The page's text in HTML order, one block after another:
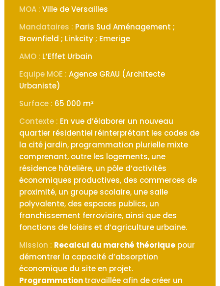
MOA : Ville de Versailles
Mandataires : Paris Sud Aménagement ;
Brownfield ; Linkcity ; Emerige
AMO : L’Effet Urbain
Equipe MOE : Agence GRAU (Architecte
Urbaniste)
Surface : 65 000 m²
Contexte : En vue d’élaborer un nouveau
quartier résidentiel réinterprétant les codes de
la cité jardin, programmation plurielle mixte
comprenant, outre les logements, une
résidence hôtelière, un pôle d’activités
économiques productives, des commerces de
proximité, un groupe scolaire, une salle
polyvalente, des espaces publics, un
franchissement ferroviaire, ainsi que des
fonctions de loisirs et d’agriculture urbaine.
Mission : Recalcul du marché théoriquepour
démontrer la capacité d’absorption
économique du site en projet.
Programmationtravaillée afin de créer un